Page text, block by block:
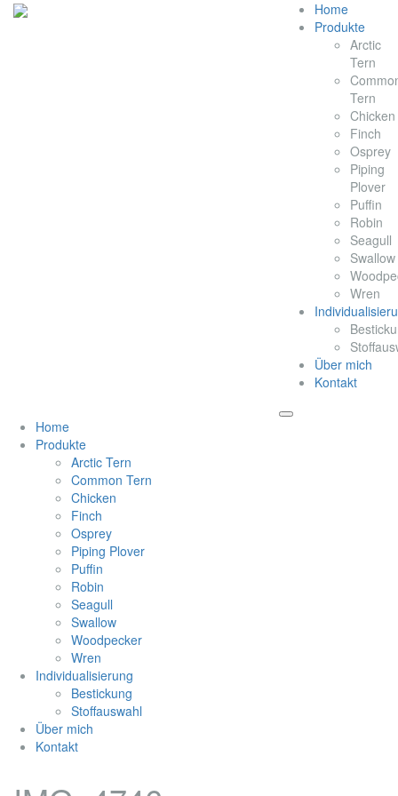
Home
Produkte
Arctic
Tern
Tern
Chicken
Finch
Osprey
Piping
Plover
Puffin
Robin
Seagull
Swallow
Wren
Über mich
Kontakt
Home
Produkte
Arctic Tern
Common Tern
Chicken
Finch
Osprey
Piping Plover
Puffin
Robin
Seagull
Swallow
Woodpecker
Wren
Individualisierung
Bestickung
Stoffauswahl
Über mich
Kontakt